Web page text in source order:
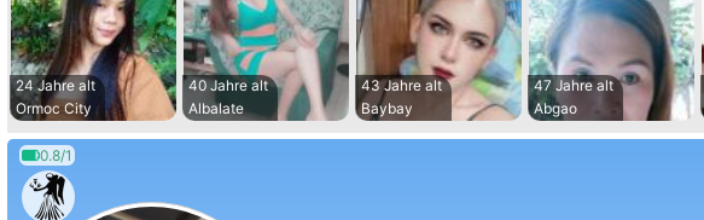
24 Jahre alt
Ormoc City
40 Jahre alt
Albalate
43 Jahre alt
Baybay
47 Jahre alt
Abgao
0.8/1